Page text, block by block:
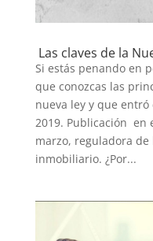
Las claves de la
Si estás penando en
que conozcas las
nueva ley y que
2019. Publicación en
marzo, reguladora
inmobiliario. ¿Por...